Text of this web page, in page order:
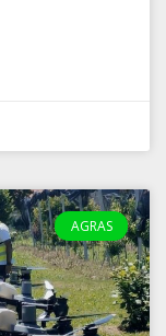
AGRAS